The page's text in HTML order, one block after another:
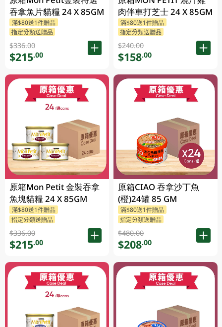
吞拿魚片貓糧 24 X 85GM
滿$80送1件贈品
指定分類送贈品
$336.00
$215.00
原箱Mon Petit 金裝吞拿
魚塊貓糧 24 X 85GM
滿$80送1件贈品
指定分類送贈品
$336.00
$215.00
肉伴車打芝士 24 X 85GM
滿$80送1件贈品
指定分類送贈品
$240.00
$158.00
原箱CIAO 吞拿沙丁魚
(橙)24罐 85 GM
滿$80送1件贈品
指定分類送贈品
$480.00
$208.00